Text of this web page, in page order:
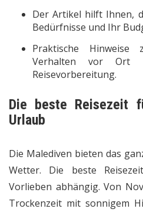
Der Artikel hilft Ihnen,
Bedürfnisse und Ihr
Praktische
Verhalten vor Ort
Reisevorbereitung.
Die beste Reisezeit
Urlaub
Die Malediven bieten das
Wetter. Die beste
Vorlieben abhängig. Von
Trockenzeit mit sonnigem